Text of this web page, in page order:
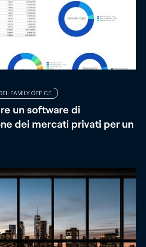
FAMILY OFFICE
un software di
dei mercati privati per un